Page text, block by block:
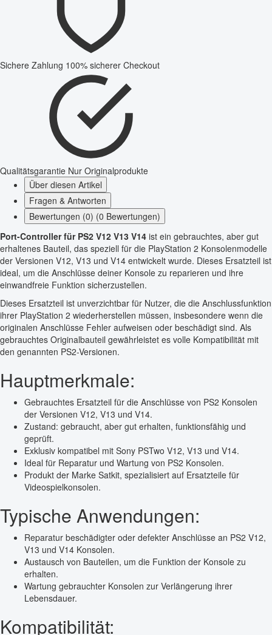
Sichere Zahlung 100% sicherer Checkout
Qualitätsgarantie Nur Originalprodukte
Über diesen Artikel
Fragen & Antworten
Bewertungen (0) (0 Bewertungen)
Port-Controller für PS2 V12 V13 V14 ist ein gebrauchtes, aber gut
erhaltenes Bauteil, das speziell für die PlayStation 2 Konsolenmodelle
der Versionen V12, V13 und V14 entwickelt wurde. Dieses Ersatzteil ist
ideal, um die Anschlüsse deiner Konsole zu reparieren und ihre
einwandfreie Funktion sicherzustellen.
Dieses Ersatzteil ist unverzichtbar für Nutzer, die die Anschlussfunktion
ihrer PlayStation 2 wiederherstellen müssen, insbesondere wenn die
originalen Anschlüsse Fehler aufweisen oder beschädigt sind. Als
gebrauchtes Originalbauteil gewährleistet es volle Kompatibilität mit
den genannten PS2-Versionen.
Hauptmerkmale:
Gebrauchtes Ersatzteil für die Anschlüsse von PS2 Konsolen
der Versionen V12, V13 und V14.
Zustand: gebraucht, aber gut erhalten, funktionsfähig und
geprüft.
Exklusiv kompatibel mit Sony PSTwo V12, V13 und V14.
Ideal für Reparatur und Wartung von PS2 Konsolen.
Produkt der Marke Satkit, spezialisiert auf Ersatzteile für
Videospielkonsolen.
Typische Anwendungen:
Reparatur beschädigter oder defekter Anschlüsse an PS2 V12,
V13 und V14 Konsolen.
Austausch von Bauteilen, um die Funktion der Konsole zu
erhalten.
Wartung gebrauchter Konsolen zur Verlängerung ihrer
Lebensdauer.
Kompatibilität: